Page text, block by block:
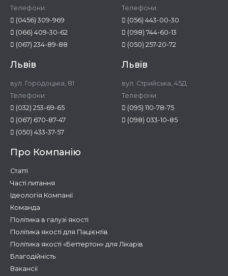
Телефони:
(0456) 309-969
(066) 409-30-62
(067) 234-89-88
Телефони:
(056) 443-00-30
(098) 744-60-13
(050) 257-20-72
Львів
вул. Городоцька, 81
Телефони:
(032) 253-69-65
(067) 670-87-47
(050) 433-37-57
Львів
вул. Стрийська, 45Д
Телефони:
(095) 110-78-75
(098) 033-10-85
Про Компанію
Статті
Часті питання
Ідеологія Компанії
Команда
Політика в галузі якості
Політика якості для Пацієнтів
Політика якості «Беттертон» для Лікарів
Благодійність
Вакансії